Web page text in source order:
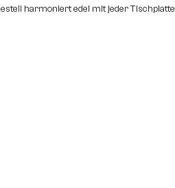
harmoniert edel mit jeder Tischplatte